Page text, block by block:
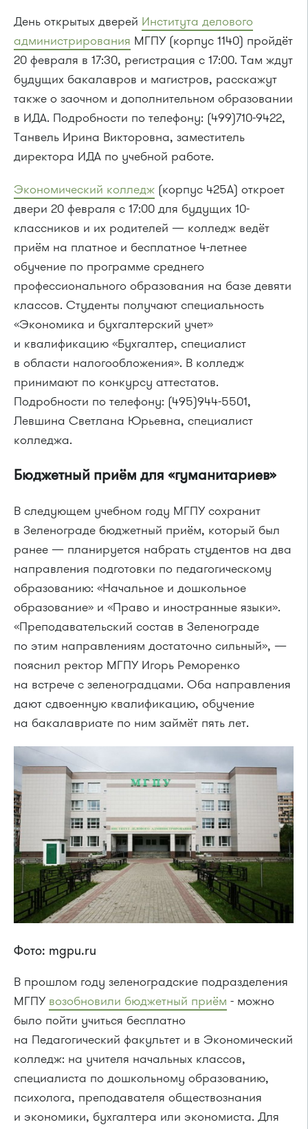
День открытых дверей Института делового
администрирования МГПУ (корпус 1140) пройдёт
20 февраля в 17:30, регистрация с 17:00. Там ждут
будущих бакалавров и магистров, расскажут
также о заочном и дополнительном образовании
в ИДА. Подробности по телефону: (499)710-9422,
Танвель Ирина Викторовна, заместитель
директора ИДА по учебной работе.
Экономический колледж (корпус 425А) откроет
двери 20 февраля с 17:00 для будущих 10-
классников и их родителей — колледж ведёт
приём на платное и бесплатное 4-летнее
обучение по программе среднего
профессионального образования на базе девяти
классов. Студенты получают специальность
«Экономика и бухгалтерский учет»
и квалификацию «Бухгалтер, специалист
в области налогообложения». В колледж
принимают по конкурсу аттестатов.
Подробности по телефону: (495)944-5501,
Левшина Светлана Юрьевна, специалист
колледжа.
Бюджетный приём для «гуманитариев»
В следующем учебном году МГПУ сохранит
в Зеленограде бюджетный приём, который был
ранее — планируется набрать студентов на два
направления подготовки по педагогическому
образованию: «Начальное и дошкольное
образование» и «Право и иностранные языки».
«Преподавательский состав в Зеленограде
по этим направлениям достаточно сильный», —
пояснил ректор МГПУ Игорь Реморенко
на встрече с зеленоградцами. Оба направления
дают сдвоенную квалификацию, обучение
на бакалавриате по ним займёт пять лет.
Фото: mgpu.ru
В прошлом году зеленоградские подразделения
МГПУ возобновили бюджетный приём - можно
было пойти учиться бесплатно
на Педагогический факультет и в Экономический
колледж: на учителя начальных классов,
специалиста по дошкольному образованию,
психолога, преподавателя обществознания
и экономики, бухгалтера или экономиста. Для